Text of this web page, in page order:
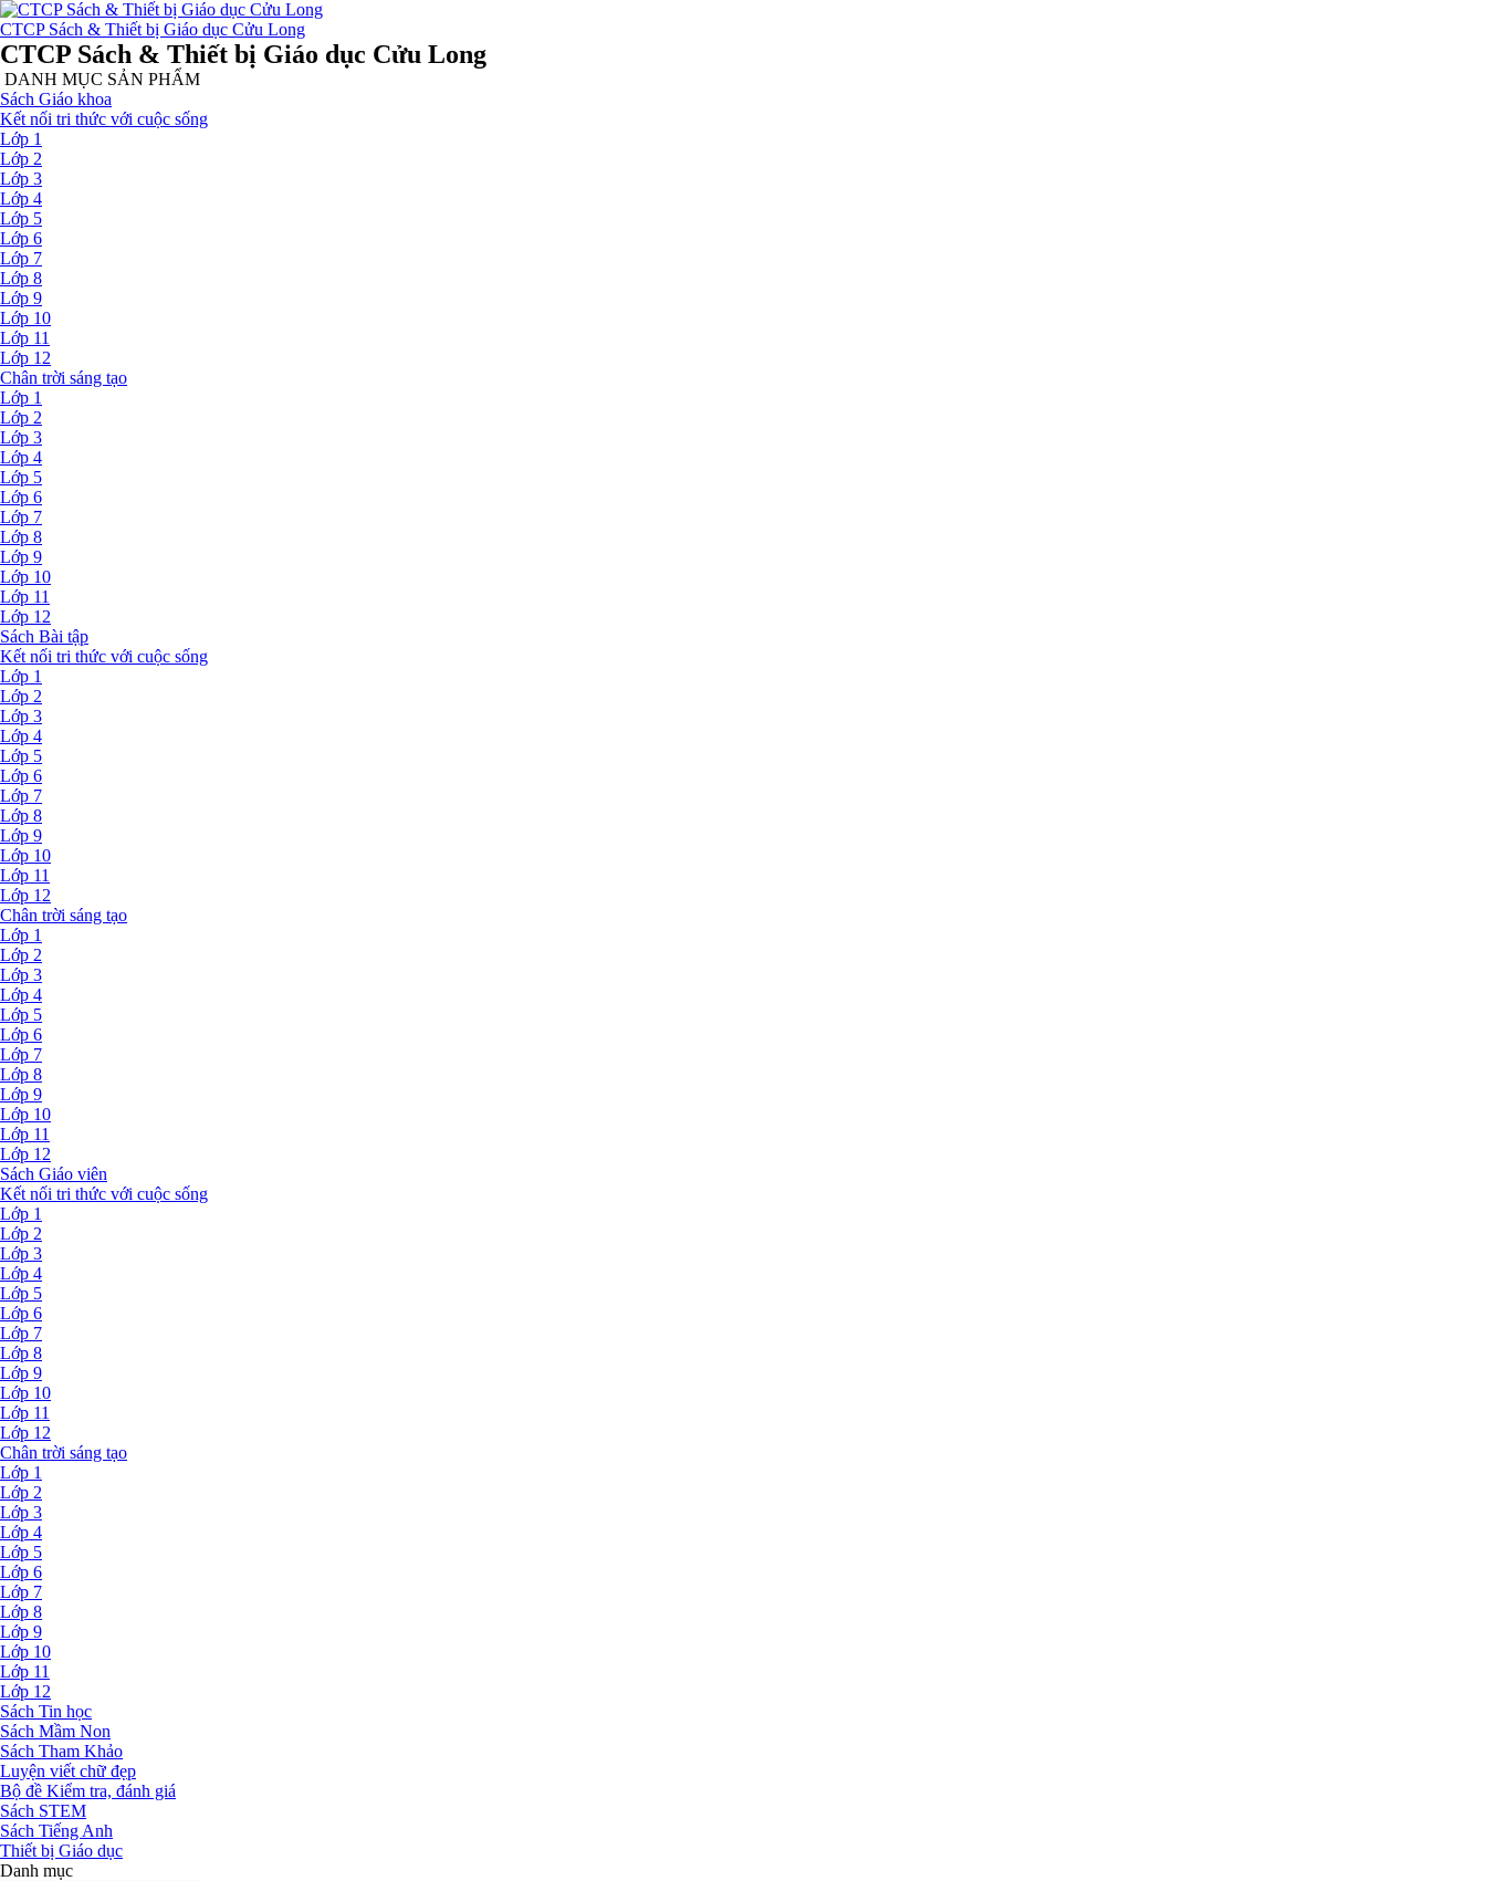
CTCP Sách & Thiết bị Giáo dục Cửu Long
CTCP Sách & Thiết bị Giáo dục Cửu Long
DANH MỤC SẢN PHẨM
Sách Giáo khoa
Kết nối tri thức với cuộc sống
Lớp 1
Lớp 2
Lớp 3
Lớp 4
Lớp 5
Lớp 6
Lớp 7
Lớp 8
Lớp 9
Lớp 10
Lớp 11
Lớp 12
Chân trời sáng tạo
Lớp 1
Lớp 2
Lớp 3
Lớp 4
Lớp 5
Lớp 6
Lớp 7
Lớp 8
Lớp 9
Lớp 10
Lớp 11
Lớp 12
Sách Bài tập
Kết nối tri thức với cuộc sống
Lớp 1
Lớp 2
Lớp 3
Lớp 4
Lớp 5
Lớp 6
Lớp 7
Lớp 8
Lớp 9
Lớp 10
Lớp 11
Lớp 12
Chân trời sáng tạo
Lớp 1
Lớp 2
Lớp 3
Lớp 4
Lớp 5
Lớp 6
Lớp 7
Lớp 8
Lớp 9
Lớp 10
Lớp 11
Lớp 12
Sách Giáo viên
Kết nối tri thức với cuộc sống
Lớp 1
Lớp 2
Lớp 3
Lớp 4
Lớp 5
Lớp 6
Lớp 7
Lớp 8
Lớp 9
Lớp 10
Lớp 11
Lớp 12
Chân trời sáng tạo
Lớp 1
Lớp 2
Lớp 3
Lớp 4
Lớp 5
Lớp 6
Lớp 7
Lớp 8
Lớp 9
Lớp 10
Lớp 11
Lớp 12
Sách Tin học
Sách Mầm Non
Sách Tham Khảo
Luyện viết chữ đẹp
Bộ đề Kiểm tra, đánh giá
Sách STEM
Sách Tiếng Anh
Thiết bị Giáo dục
Danh mục